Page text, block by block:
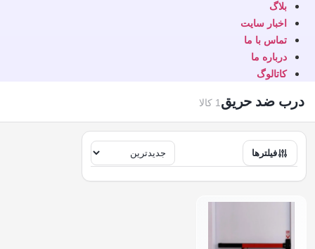
بلاگ
اخبار سایت
تماس با ما
درباره ما
کاتالوگ
درب ضد حریق1 کالا
فیلترها